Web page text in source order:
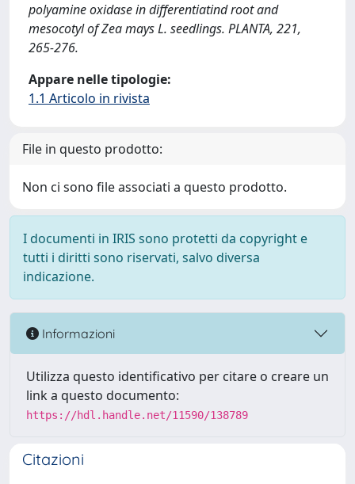
polyamine oxidase in differentiatind root and
mesocotyl of Zea mays L. seedlings. PLANTA, 221,
265-276.
Appare nelle tipologie:
1.1 Articolo in rivista
File in questo prodotto:
Non ci sono file associati a questo prodotto.
I documenti in IRIS sono protetti da copyright e
tutti i diritti sono riservati, salvo diversa
indicazione.
Informazioni
Utilizza questo identificativo per citare o creare un
link a questo documento:
https://hdl.handle.net/11590/138789
Citazioni